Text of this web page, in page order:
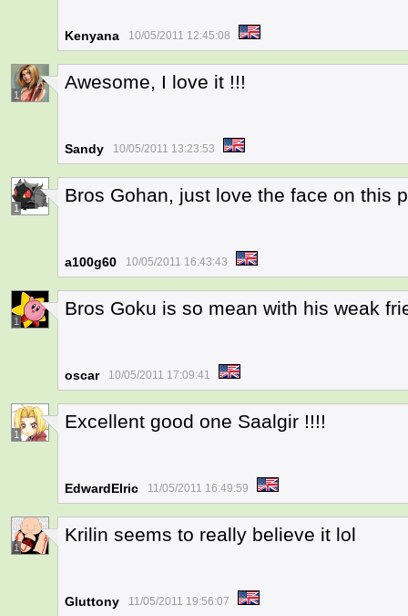
Kenyana 10/05/2011 12:45:08
1
Awesome, I love it !!!
Sandy 10/05/2011 13:23:53
1
Bros Gohan, just love the face on this
a100g60 10/05/2011 16:43:43
1
Bros Goku is so mean with his weak
oscar 10/05/2011 17:09:41
1
Excellent good one Saalgir !!!!
EdwardElric 11/05/2011 16:49:59
1
Krilin seems to really believe it lol
Gluttony 11/05/2011 19:56:07